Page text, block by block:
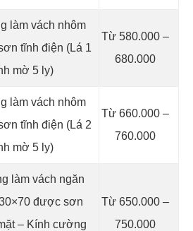
làm vách nhôm
tĩnh điện (Lá 1
mờ 5 ly)
Từ 580.000 –
680.000
làm vách nhôm
tĩnh điện (Lá 2
mờ 5 ly)
Từ 660.000 –
760.000
làm vách ngăn
được sơn
– Kính cường
Từ 650.000 –
750.000